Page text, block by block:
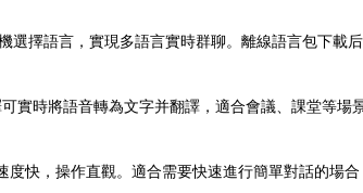
擇語言，實現多語言實時群聊。離線語言包下載
實時將語音轉為文字并翻譯，適合會議、課堂等場
快，操作直觀。適合需要快速進行簡單對話的場合